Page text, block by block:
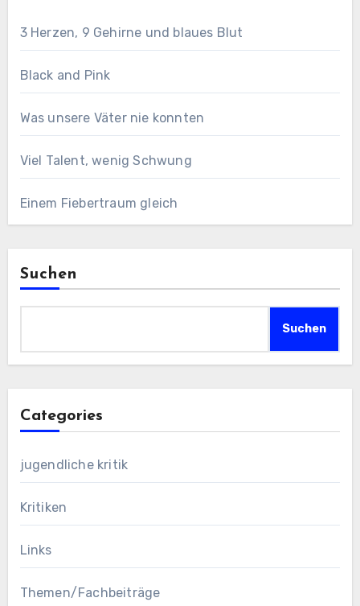
3 Herzen, 9 Gehirne und blaues Blut
Black and Pink
Was unsere Väter nie konnten
Viel Talent, wenig Schwung
Einem Fiebertraum gleich
Suchen
Suchen
Categories
jugendliche kritik
Kritiken
Links
Themen/Fachbeiträge